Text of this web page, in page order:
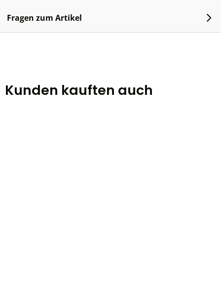
Fragen zum Artikel
Kunden kauften auch